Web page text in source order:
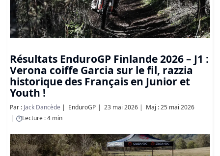
Résultats EnduroGP Finlande 2026 – J1 :
Verona coiffe Garcia sur le fil, razzia
historique des Français en Junior et
Youth !
Par : Jack Dancède EnduroGP 23 mai 2026
Maj : 25 mai 2026
Lecture : 4 min